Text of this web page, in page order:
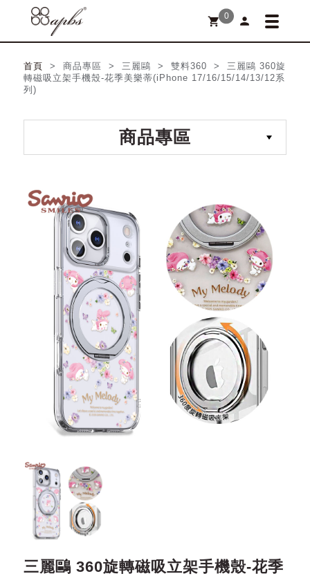
shopping_cart 0 person
首頁
> 商品專區 > 三麗鷗 > 雙料360 > 三麗鷗 360旋
轉磁吸立架手機殼-花季美樂蒂(iPhone 17/16/15/14/13/12系
列)
商品專區
三麗鷗 360旋轉磁吸立架手機殼-花季